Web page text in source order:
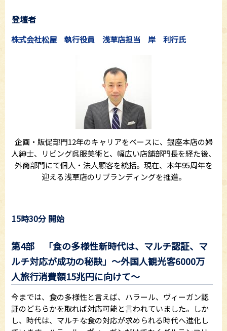
登壇者
株式会社松屋 執行役員 浅草店担当 岸 利行氏
企画・販促部門12年のキャリアをベースに、銀座本店の婦
人紳士、リビング呉服美術と、幅広い店舗部門長を経た後、
外商部門にて個人・法人顧客を統括。現在、本年95周年を
迎える浅草店のリブランディングを推進。
15時30分 開始
第4部 「食の多様性新時代は、マルチ認証、マ
ルチ対応が成功の秘訣」～外国人観光客6000万
人旅行消費額15兆円に向けて〜
今までは、食の多様性と言えば、ハラール、ヴィーガン認
証のどちらかを取れば対応可能と言われていました。しか
し、時代は、マルチな食の対応が求められる時代へ進化し